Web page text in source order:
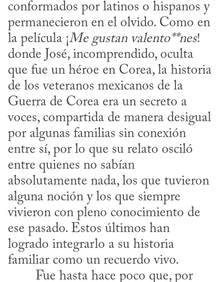
conformados por latinos o hispanos y
permanecieron en el olvido. Como en
la película ¡Me gustan valento**nes!
donde José, incomprendido, oculta
que fue un héroe en Corea, la historia
de los veteranos mexicanos de la
Guerra de Corea era un secreto a
voces, compartida de manera de­sigual
por algunas familias sin conexión
entre sí, por lo que su relato osciló
entre quienes no sabían
absolutamente nada, los que tuvieron
alguna noción y los que siempre
vivieron con pleno conocimiento de
ese pasado. Estos últimos han
logrado integrarlo a su historia
familiar como un recuerdo vivo.